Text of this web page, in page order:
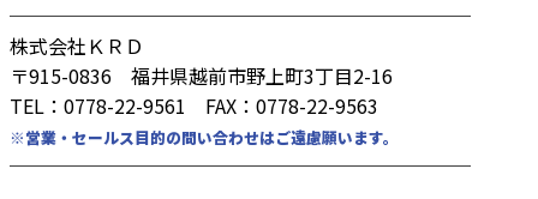
────────────────────────
株式会社ＫＲＤ
〒915-0836 福井県越前市野上町3丁目2-16
TEL：0778-22-9561 FAX：0778-22-9563
※営業・セールス目的の問い合わせはご遠慮願います。
────────────────────────